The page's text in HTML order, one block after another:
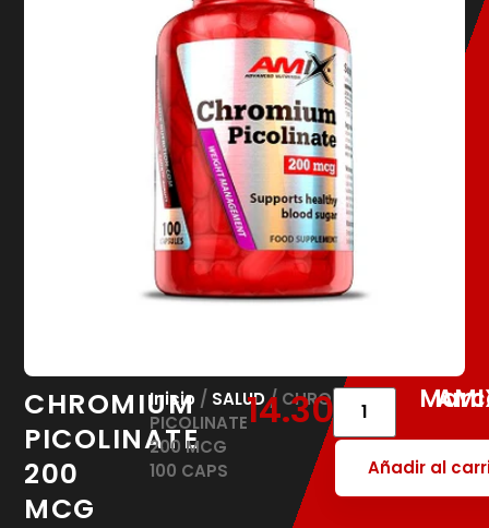
CHROMIUM
PICOLINATE
200
MCG
Inicio / SALUD/ CHROMIUM
PICOLINATE
200 MCG
100 CAPS
14.30 €
Añadir al